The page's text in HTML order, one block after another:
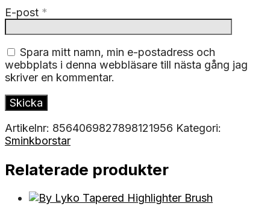
E-post *
Spara mitt namn, min e-postadress och
webbplats i denna webbläsare till nästa gång jag
skriver en kommentar.
Artikelnr: 8564069827898121956 Kategori:
Sminkborstar
Relaterade produkter